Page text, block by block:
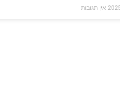
אין תגובות